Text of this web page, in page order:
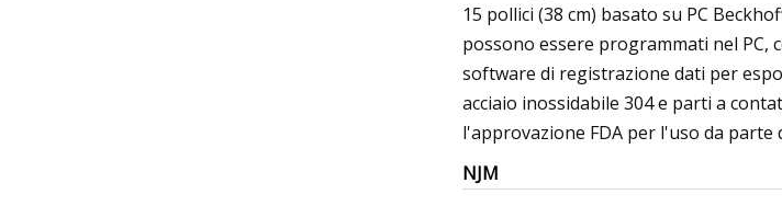
15 pollici (38 cm) basato su PC
possono essere programmati nel PC,
software di registrazione dati per
acciaio inossidabile 304 e parti a
l'approvazione FDA per l'uso da
NJM